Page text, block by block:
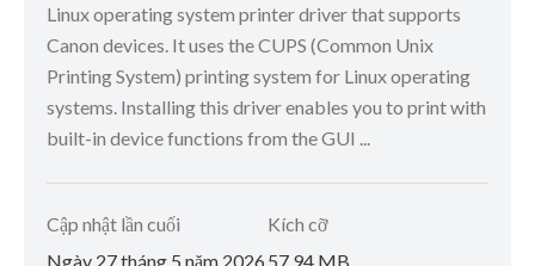
Linux operating system printer driver that supports
Canon devices. It uses the CUPS (Common Unix
Printing System) printing system for Linux operating
systems. Installing this driver enables you to print with
built-in device functions from the GUI ...
Cập nhật lần cuối
Ngày 27 tháng 5 năm 2026
Kích cỡ
57.94 MB